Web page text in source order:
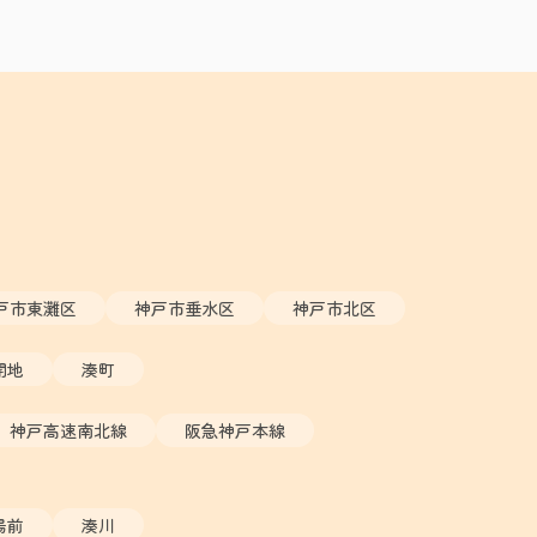
市東灘区 神戸市垂水区 神戸市北区
地 湊町
神戸高速南北線 阪急神戸本線
前 湊川